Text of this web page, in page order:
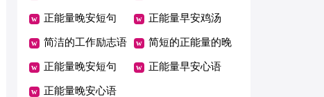
语
正能量晚安短句 正能量早安鸡汤
简洁的工作励志语
录
简短的正能量的晚
安语录
正能量晚安短句 正能量早安心语
正能量晚安心语